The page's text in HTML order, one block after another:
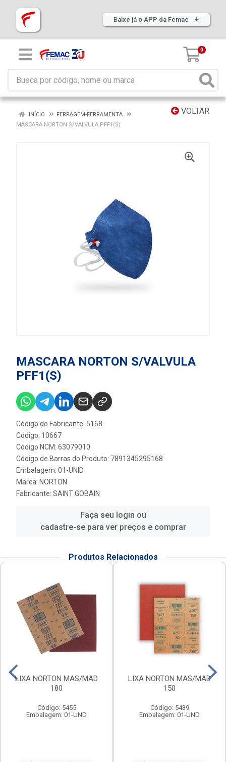
Baixe já o APP da Femac
0
VOLTAR
INÍCIO
FERRAGEM-FERRAMENTA
MASCARA NORTON S/VALVULA PFF1(S)
MASCARA NORTON S/VALVULA
PFF1(S)
Código do Fabricante: 5168
Código: 10667
Código NCM: 63079010
Código de Barras do Produto: 7891345295168
Embalagem: 01-UNID
Marca: NORTON
Fabricante: SAINT GOBAIN
Faça seu login ou
cadastre-se para ver preços e comprar
Produtos Relacionados
LIXA NORTON MAS/MAD
180
Código: 5455
Embalagem: 01-UND
LIXA NORTON MAS/MAD
150
Código: 5439
Embalagem: 01-UND